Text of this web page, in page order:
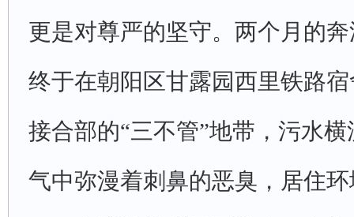
更是对尊严的坚守。两个月的
终于在朝阳区甘露园西里铁路
接合部的“三不管”地带，污水
气中弥漫着刺鼻的恶臭，居住